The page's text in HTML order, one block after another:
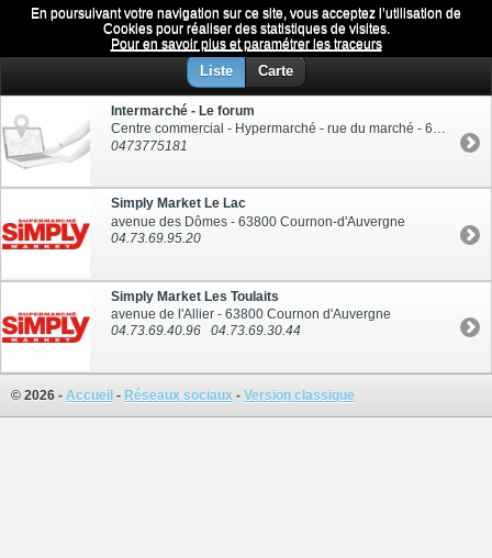
En poursuivant votre navigation sur ce site, vous acceptez l’utilisation de
Cookies pour réaliser des statistiques de visites.
Pour en savoir plus et paramétrer les traceurs
Supermarché Menu
Liste Carte
Intermarché - Le forum
Centre commercial - Hypermarché - rue du marché - 63670 Le Cendre
0473775181
Simply Market Le Lac
avenue des Dômes - 63800 Cournon-d'Auvergne
04.73.69.95.20
Simply Market Les Toulaits
avenue de l'Allier - 63800 Cournon d'Auvergne
04.73.69.40.96
04.73.69.30.44
© 2026 - Accueil - Réseaux sociaux - Version classique